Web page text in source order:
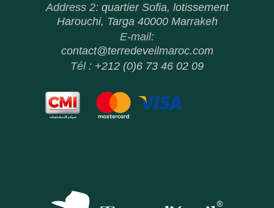
Address 2: quartier Sofia, lotissement
Harouchi, Targa 40000 Marrakeh
E-mail:
contact@terredeveilmaroc.com
Tél : +212 (0)6 73 46 02 09